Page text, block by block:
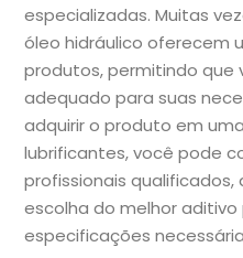
especializadas. Muitas
óleo hidráulico oferecem
produtos, permitindo que
adequado para suas
adquirir o produto em
lubrificantes, você pode
profissionais qualificados,
escolha do melhor
especificações